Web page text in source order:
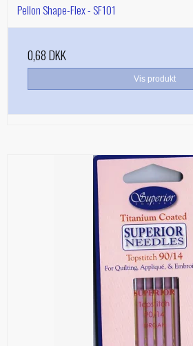
Pellon Shape-Flex - SF101
0,68 DKK
Vis produkt